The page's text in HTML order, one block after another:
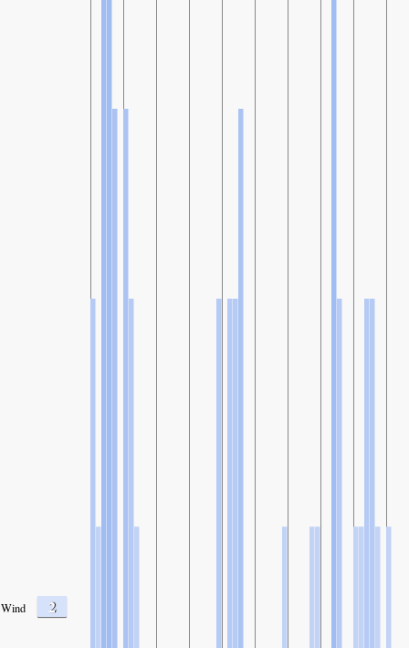
Wind 2